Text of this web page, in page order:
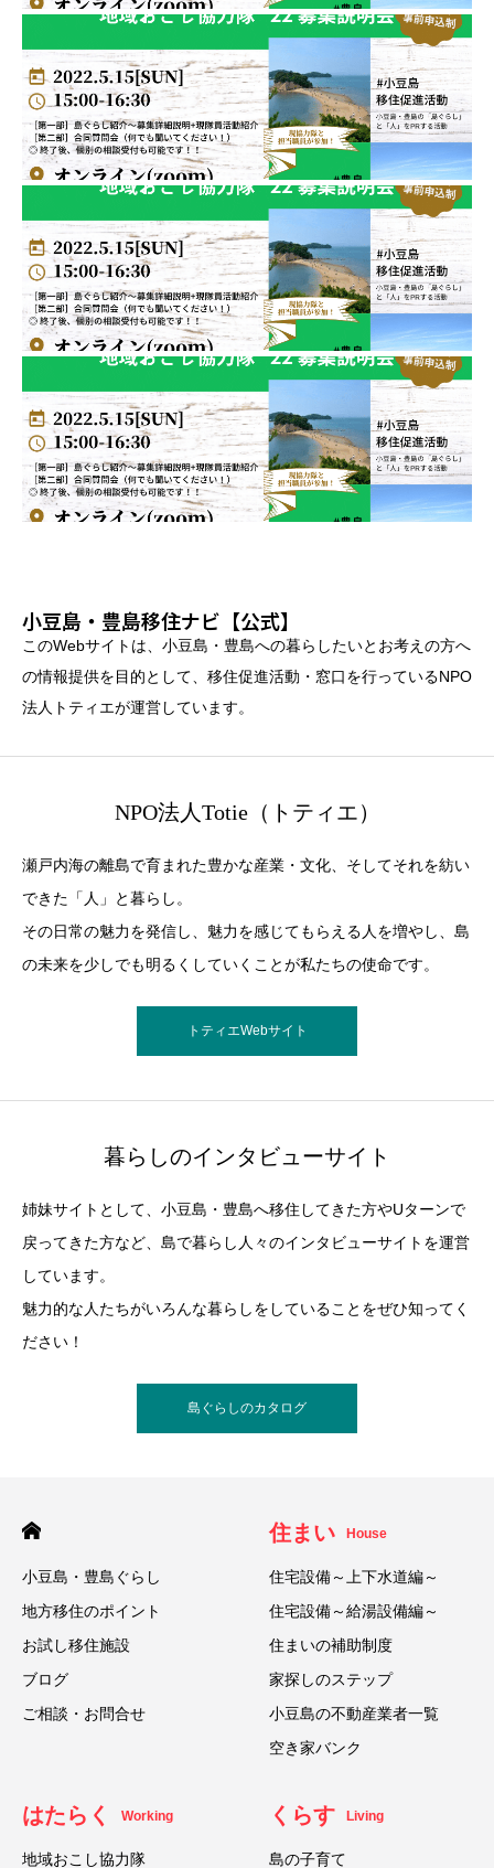
小豆島・豊島移住ナビ【公式】
このWebサイトは、小豆島・豊島への暮らしたいとお考えの方へ
の情報提供を目的として、移住促進活動・窓口を行っているNPO
法人トティエが運営しています。
NPO法人Totie（トティエ）
瀬戸内海の離島で育まれた豊かな産業・文化、そしてそれを紡い
できた「人」と暮らし。
その日常の魅力を発信し、魅力を感じてもらえる人を増やし、島
の未来を少しでも明るくしていくことが私たちの使命です。
トティエWebサイト
暮らしのインタビューサイト
姉妹サイトとして、小豆島・豊島へ移住してきた方やUターンで
戻ってきた方など、島で暮らし人々のインタビューサイトを運営
しています。
魅力的な人たちがいろんな暮らしをしていることをぜひ知ってく
ださい！
島ぐらしのカタログ
小豆島・豊島ぐらし
地方移住のポイント
お試し移住施設
ブログ
ご相談・お問合せ
住まい House
住宅設備～上下水道編～
住宅設備～給湯設備編～
住まいの補助制度
家探しのステップ
小豆島の不動産業者一覧
空き家バンク
はたらく Working
地域おこし協力隊
くらす Living
島の子育て